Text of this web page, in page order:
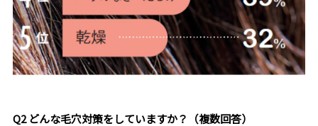
Q2 どんな毛穴対策をしていますか？（複数回答）